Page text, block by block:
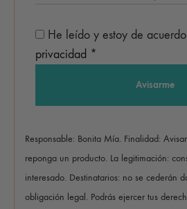
He leído y estoy de
privacidad *
Responsable: Bonita Mía. Finalidad:
reponga un producto. La legitimación:
interesado. Destinatarios: no se cederán
obligación legal. Podrás ejercer tus